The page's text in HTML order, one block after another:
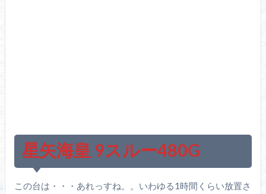
星矢海皇 9スルー480G
この台は・・・あれっすね。。いわゆる1時間くらい放置さ